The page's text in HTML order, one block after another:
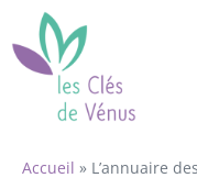
Accueil » L’annuaire